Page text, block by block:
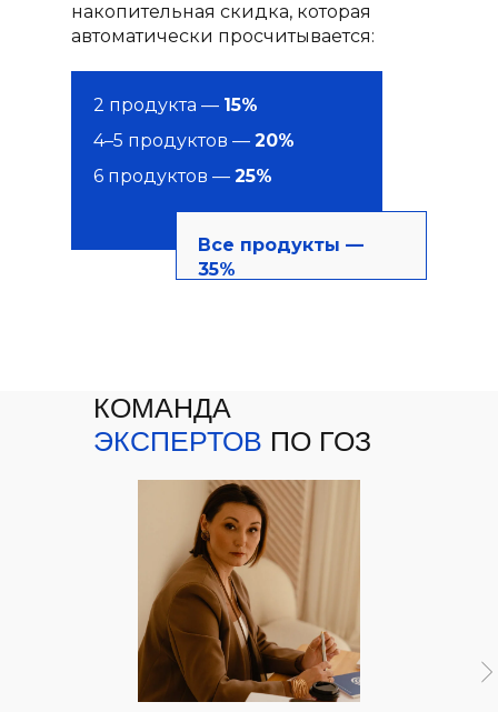
накопительная скидка, которая
автоматически просчитывается:
6 продуктов — 25%
4–5 продуктов — 20%
2 продукта — 15%
Все продукты —
35%
КОМАНДА
ЭКСПЕРТОВ ПО ГОЗ